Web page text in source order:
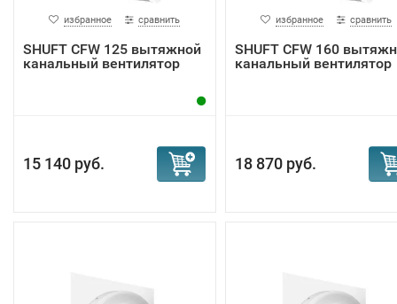
избранное сравнить
SHUFT CFW 125 вытяжной
канальный вентилятор
15 140 руб.
избранное сравнить
SHUFT CFW 160
канальный вентилятор
18 870 руб.